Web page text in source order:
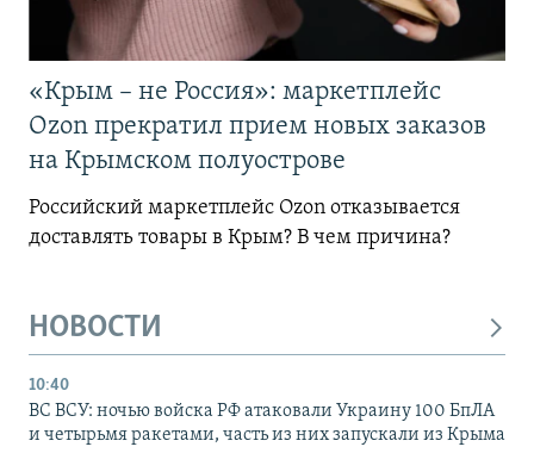
«Крым – не Россия»: маркетплейс
Ozon прекратил прием новых заказов
на Крымском полуострове
Российский маркетплейс Ozon отказывается
доставлять товары в Крым? В чем причина?
НОВОСТИ
10:40
ВС ВСУ: ночью войска РФ атаковали Украину 100 БпЛА
и четырьмя ракетами, часть из них запускали из Крыма